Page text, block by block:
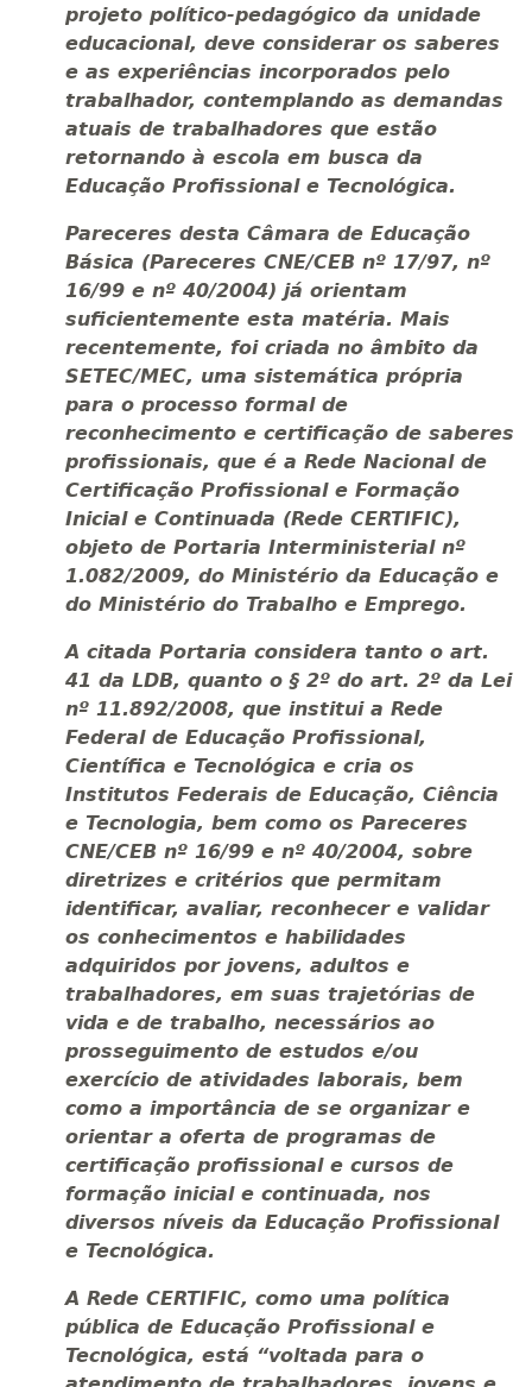
projeto político-pedagógico da unidade
educacional, deve considerar os saberes
e as experiências incorporados pelo
trabalhador, contemplando as demandas
atuais de trabalhadores que estão
retornando à escola em busca da
Educação Profissional e Tecnológica.
Pareceres desta Câmara de Educação
Básica (Pareceres CNE/CEB nº 17/97, nº
16/99 e nº 40/2004) já orientam
suficientemente esta matéria. Mais
recentemente, foi criada no âmbito da
SETEC/MEC, uma sistemática própria
para o processo formal de
reconhecimento e certificação de saberes
profissionais, que é a Rede Nacional de
Certificação Profissional e Formação
Inicial e Continuada (Rede CERTIFIC),
objeto de Portaria Interministerial nº
1.082/2009, do Ministério da Educação e
do Ministério do Trabalho e Emprego.
A citada Portaria considera tanto o art.
41 da LDB, quanto o § 2º do art. 2º da Lei
nº 11.892/2008, que institui a Rede
Federal de Educação Profissional,
Científica e Tecnológica e cria os
Institutos Federais de Educação, Ciência
e Tecnologia, bem como os Pareceres
CNE/CEB nº 16/99 e nº 40/2004, sobre
diretrizes e critérios que permitam
identificar, avaliar, reconhecer e validar
os conhecimentos e habilidades
adquiridos por jovens, adultos e
trabalhadores, em suas trajetórias de
vida e de trabalho, necessários ao
prosseguimento de estudos e/ou
exercício de atividades laborais, bem
como a importância de se organizar e
orientar a oferta de programas de
certificação profissional e cursos de
formação inicial e continuada, nos
diversos níveis da Educação Profissional
e Tecnológica.
A Rede CERTIFIC, como uma política
pública de Educação Profissional e
Tecnológica, está “voltada para o